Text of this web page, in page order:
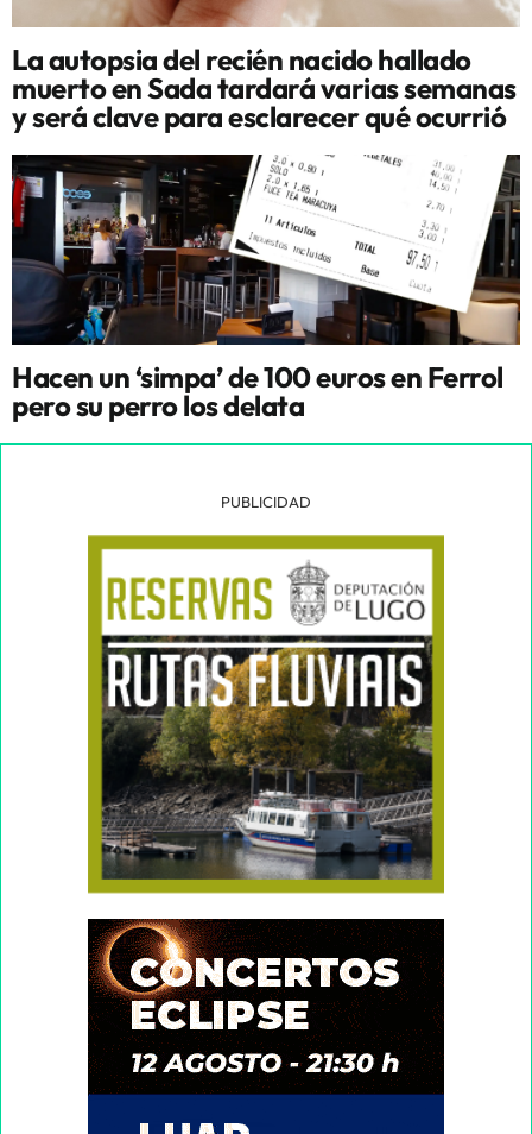
La autopsia del recién nacido hallado
muerto en Sada tardará varias semanas
y será clave para esclarecer qué ocurrió
Hacen un ‘simpa’ de 100 euros en Ferrol
pero su perro los delata
PUBLICIDAD